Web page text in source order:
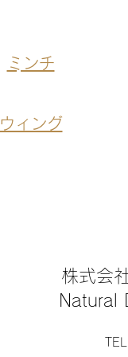
​ミンチ
ウィング
株式会
Natural